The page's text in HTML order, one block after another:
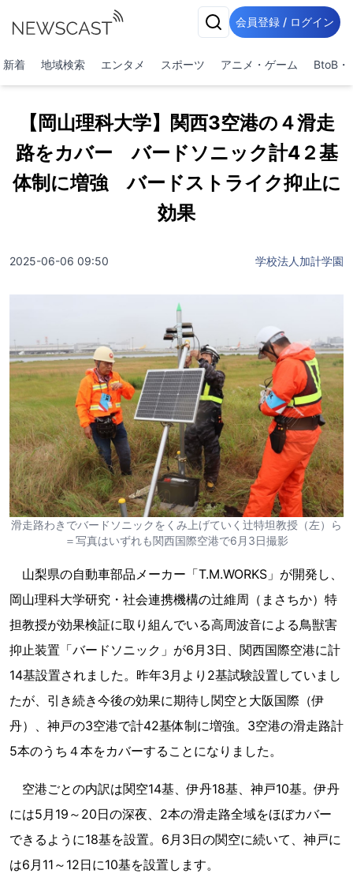
会員登録 / ログイン
新着 地域検索 エンタメ スポーツ アニメ・ゲーム BtoB・
【岡山理科大学】関西3空港の４滑走
路をカバー バードソニック計4２基
体制に増強 バードストライク抑止に
効果
2025-06-06 09:50 学校法人加計学園
滑走路わきでバードソニックをくみ上げていく辻特坦教授（左）ら
＝写真はいずれも関西国際空港で6月3日撮影
山梨県の自動車部品メーカー「T.M.WORKS」が開発し、
岡山理科大学研究・社会連携機構の辻維周（まさちか）特
担教授が効果検証に取り組んでいる高周波音による鳥獣害
抑止装置「バードソニック」が6月3日、関西国際空港に計
14基設置されました。昨年3月より2基試験設置していまし
たが、引き続き今後の効果に期待し関空と大阪国際（伊
丹）、神戸の3空港で計42基体制に増強。3空港の滑走路計
5本のうち４本をカバーすることになりました。
空港ごとの内訳は関空14基、伊丹18基、神戸10基。伊丹
には5月19～20日の深夜、2本の滑走路全域をほぼカバー
できるように18基を設置。6月3日の関空に続いて、神戸に
は6月11～12日に10基を設置します。